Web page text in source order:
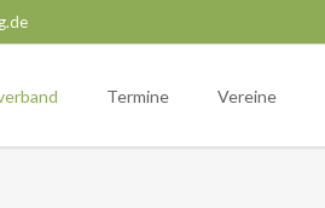
Termine Vereine